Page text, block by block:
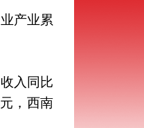
产业累
入同比
，西南